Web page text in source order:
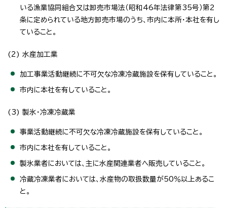
いる漁業協同組合又は卸売市場法（昭和46年法律第35号）第2
条に定められている地方卸売市場のうち、市内に本所・本社を有し
ていること。
(2) 水産加工業
加工事業活動継続に不可欠な冷凍冷蔵施設を保有していること。
市内に本社を有していること。
(3) 製氷・冷凍冷蔵業
事業活動継続に不可欠な冷凍冷蔵施設を保有していること。
市内に本社を有していること。
製氷業者においては、主に水産関連業者へ販売していること。
冷蔵冷凍業者においては、水産物の取扱数量が50％以上あるこ
と。